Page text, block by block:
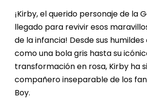
¡Kirby, el querido personaje de la
llegado para revivir esos
de la infancia! Desde sus
como una bola gris hasta su
transformación en rosa, Kirby ha
compañero inseparable de los
Boy.